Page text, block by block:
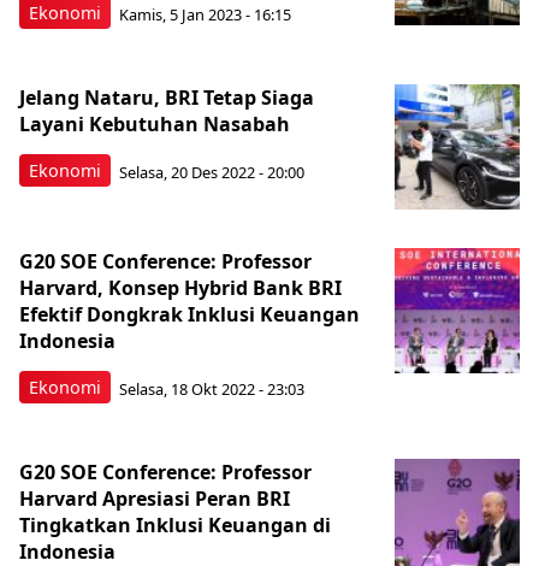
Ekonomi Kamis, 5 Jan 2023 - 16:15
Ekonomi
Jelang Nataru, BRI Tetap Siaga
Layani Kebutuhan Nasabah
Selasa, 20 Des 2022 - 20:00
Ekonomi
G20 SOE Conference: Professor
Harvard, Konsep Hybrid Bank BRI
Efektif Dongkrak Inklusi Keuangan
Indonesia
Selasa, 18 Okt 2022 - 23:03
G20 SOE Conference: Professor
Harvard Apresiasi Peran BRI
Tingkatkan Inklusi Keuangan di
Indonesia